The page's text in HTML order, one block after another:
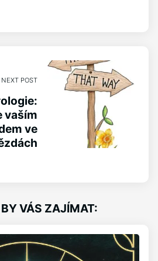
NEXT POST
vaším
ve
VÁS ZAJÍMAT: